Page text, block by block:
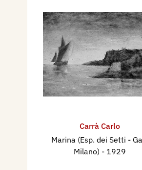
Carrà Carlo
Marina (Esp. dei Setti -
Milano) - 1929